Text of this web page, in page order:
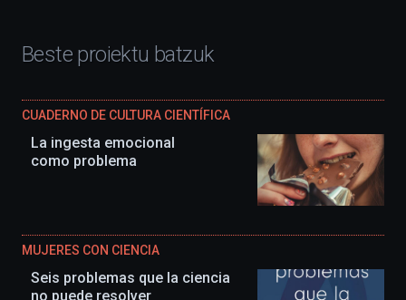
Beste proiektu batzuk
CUADERNO DE CULTURA CIENTÍFICA
La ingesta emocional
como problema
MUJERES CON CIENCIA
Seis problemas que la ciencia
no puede resolver